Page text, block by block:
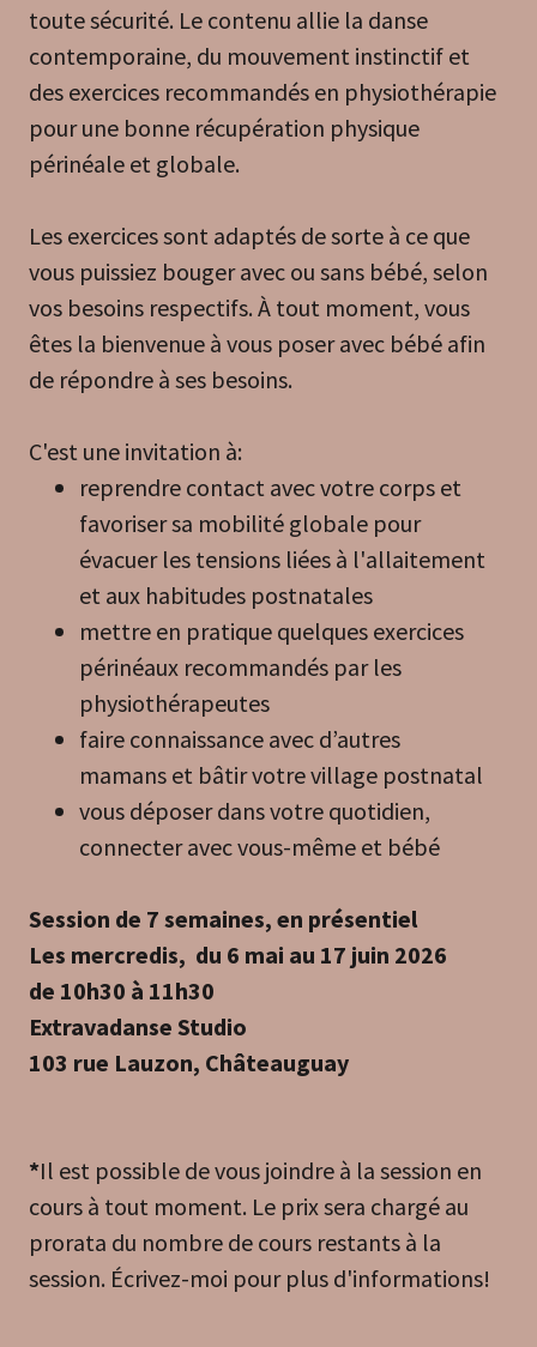
toute sécurité. Le contenu allie la danse
contemporaine, du mouvement instinctif et
des exercices recommandés en physiothérapie
pour une bonne récupération physique
périnéale et globale.
Les exercices sont adaptés de sorte à ce que
vous puissiez bouger avec ou sans bébé, selon
vos besoins respectifs. À tout moment, vous
êtes la bienvenue à vous poser avec bébé afin
de répondre à ses besoins.
C'est une invitation à:
reprendre contact avec votre corps et
favoriser sa mobilité globale pour
évacuer les tensions liées à l'allaitement
et aux habitudes postnatales
mettre en pratique quelques exercices
périnéaux recommandés par les
physiothérapeutes
faire connaissance avec d’autres
mamans et bâtir votre village postnatal
vous déposer dans votre quotidien,
connecter avec vous-même et bébé
Session de 7 semaines, en présentiel
Les mercredis, du 6 mai au 17 juin 2026
de 10h30 à 11h30
Extravadanse Studio
103 rue Lauzon, Châteauguay
*Il est possible de vous joindre à la session en
cours à tout moment. Le prix sera chargé au
prorata du nombre de cours restants à la
session. Écrivez-moi pour plus d'informations!